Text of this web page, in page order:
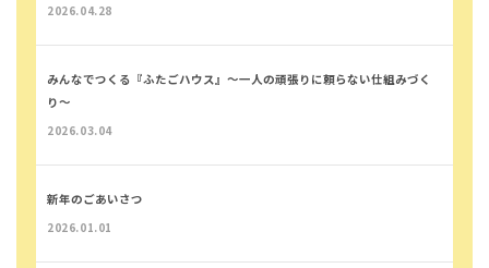
2026.04.28
みんなでつくる『ふたごハウス』～一人の頑張りに頼らない仕組みづく
り～
2026.03.04
新年のごあいさつ
2026.01.01